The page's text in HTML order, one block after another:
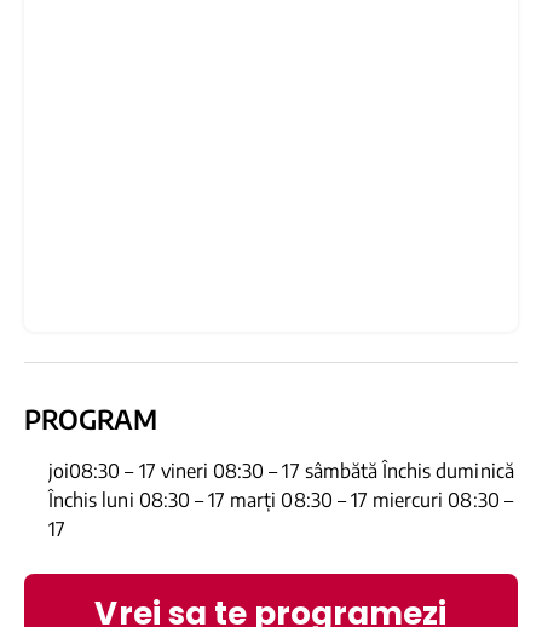
PROGRAM
joi08:30 – 17 vineri 08:30 – 17 sâmbătă Închis duminică
Închis luni 08:30 – 17 marți 08:30 – 17 miercuri 08:30 –
17
Vrei sa te programezi